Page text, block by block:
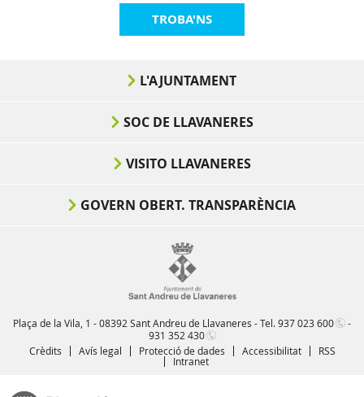
TROBA'NS
L'AJUNTAMENT
SOC DE LLAVANERES
VISITO LLAVANERES
GOVERN OBERT. TRANSPARÈNCIA
Plaça de la Vila, 1 - 08392 Sant Andreu de Llavaneres - Tel.937 023 600
-
931 352 430
Crèdits
Avís legal Protecció de dades Accessibilitat
RSS
Intranet